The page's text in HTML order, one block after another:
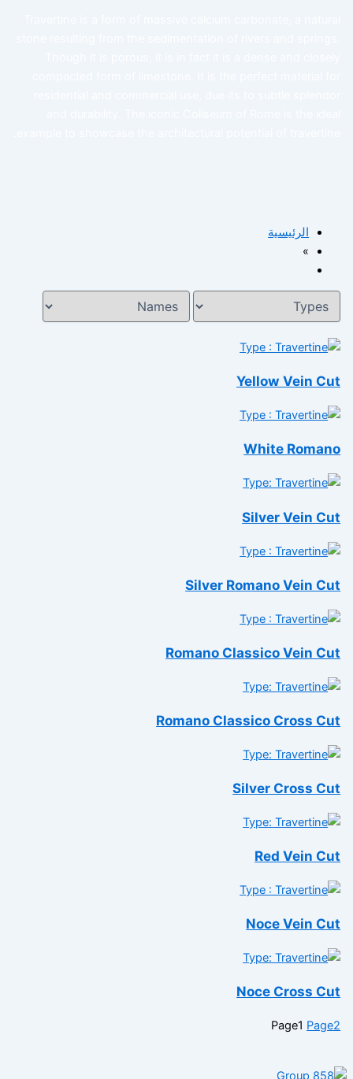
الرئيسية
Yellow Vein
White
Silver Vein
Silver Romano Vein
Romano Classico Vein
Romano Classico Cross
Silver Cross
Red Vein
Noce Vein
Noce Cross
Page1